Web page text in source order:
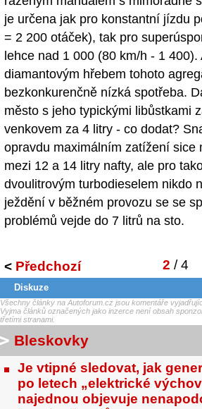
je určena jak pro konstantní jízdu
= 2 200 otáček), tak pro
lehce nad 1 000 (80 km/h - 1 400).
diamantovým hřebem tohoto
bezkonkurenčně nízká spotřeba.
město s jeho typickými libůstkami
venkovem za 4 litry - co dodat?
opravdu maximálním zatížení sice
mezi 12 a 14 litry nafty, ale pro
dvoulitrovým turbodieselem nikdo
ježdění v běžném provozu se se
problémů vejde do 7 litrů na sto.
< Předchozí 2 / 4
Diskuze
Všechny články na Autoforum.cz jsou komentáře
Vyjma článků označených jako inzerce není obsah
třetími stranami.
Bleskovky
Je vtipné sledovat, jak
po letech „elektrické
najednou objevuje